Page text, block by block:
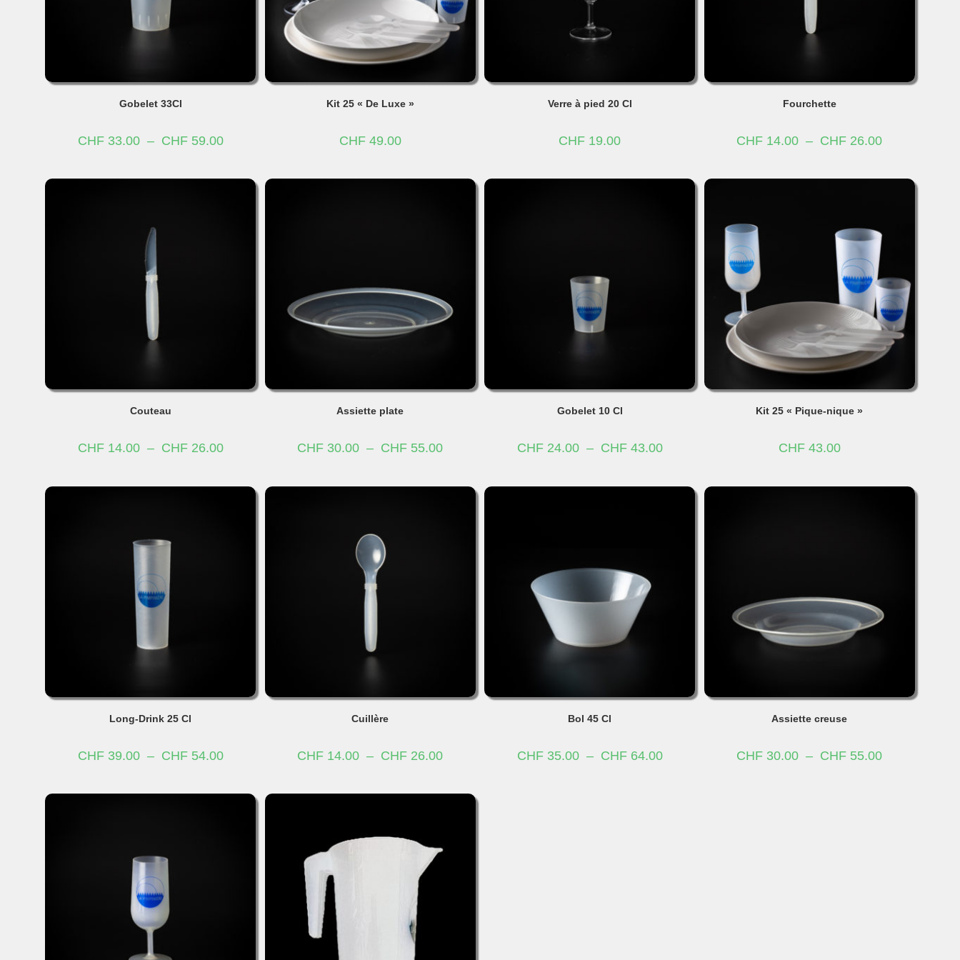
Gobelet 33Cl
CHF33.00 – CHF59.00Plage
à
CHF 59.00
Kit 25 « De Luxe »
CHF49.00
Verre à pied 20 Cl
CHF 19.00
Fourchette
CHF 14.00 – CHF 26.00Plage
à
CHF 26.00
Couteau
CHF14.00 – CHF26.00Plage
à
CHF 26.00
Assiette plate
CHF 30.00 – CHF 55.00Plage
à
CHF 55.00
Gobelet 10 Cl
CHF24.00 – CHF43.00Plage
à
CHF 43.00
Kit 25 « Pique-nique »
CHF43.00
Long-Drink 25 Cl
CHF39.00 – CHF54.00Plage
à
CHF 54.00
Cuillère
CHF 14.00 – CHF 26.00Plage
à
CHF 26.00
Bol 45 Cl
CHF35.00 – CHF64.00Plage
Assiette creuse
CHF 30.00 – CHF 55.00Plage